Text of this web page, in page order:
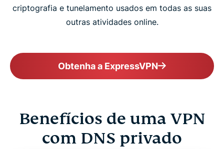
criptografia e tunelamento usados em todas as suas
outras atividades online.
Obtenha a ExpressVPN
Benefícios de uma VPN
com DNS privado